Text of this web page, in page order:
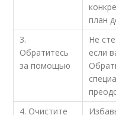
план
3.
Обратитесь
за помощью
Не
если
4. Очистите